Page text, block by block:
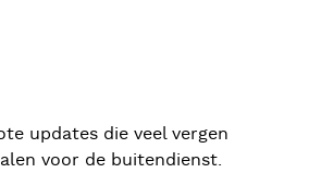
updates die veel vergen
voor de buitendienst.